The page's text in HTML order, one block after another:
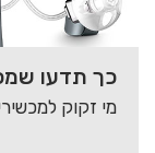
כך תדעו